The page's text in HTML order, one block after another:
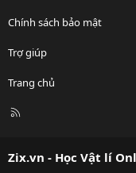
Chính sách bảo mật
Trợ giúp
Trang chủ
R
Zix.vn - Học Vật lí